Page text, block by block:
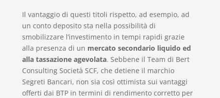
Il vantaggio di questi titoli rispetto, ad esempio, ad
un conto deposito sta nella possibilità di
smobilizzare l’investimento in tempi rapidi grazie
alla presenza di un mercato secondario liquido ed
alla tassazione agevolata. Sebbene il Team di Bert
Consulting Società SCF, che detiene il marchio
Segreti Bancari, non sia così ottimista sui vantaggi
offerti dai BTP in termini di rendimento corretto per